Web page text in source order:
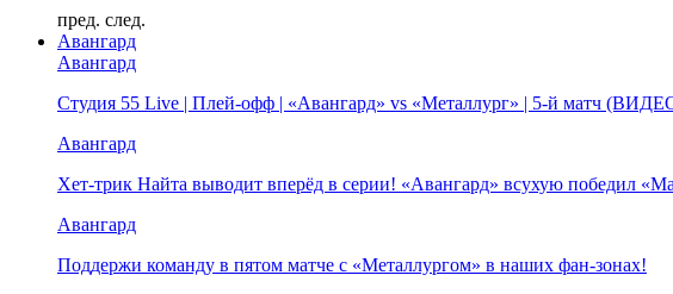
пред. след.
Авангард
Авангард
Студия 55 Live | Плей-офф | «Авангард» vs «Металлург» | 5-й матч
Авангард
Хет-трик Найта выводит вперёд в серии! «Авангард» всухую победил
Авангард
Поддержи команду в пятом матче с «Металлургом» в наших фан-зонах!